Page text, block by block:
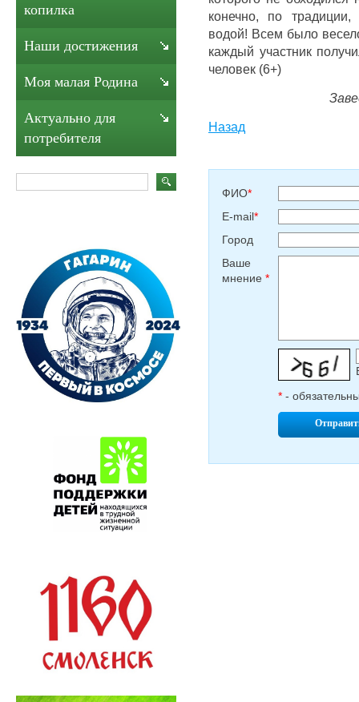
конечно, по
водой! Всем было
каждый участник
человек (6+)
Назад
ФИО*
E-mail*
Город
Ваше
мнение *
* -
копилка
Наши достижения
Моя малая Родина
Актуально для
потребителя